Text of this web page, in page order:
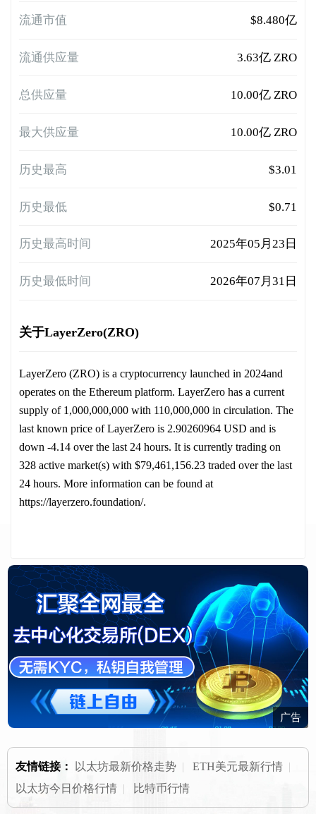
流通市值 $8.480亿
流通供应量 3.63亿 ZRO
总供应量 10.00亿 ZRO
最大供应量 10.00亿 ZRO
历史最高 $3.01
历史最低 $0.71
历史最高时间 2025年05月23日
历史最低时间 2026年07月31日
关于LayerZero(ZRO)
LayerZero (ZRO) is a cryptocurrency launched in 2024and
operates on the Ethereum platform. LayerZero has a current
supply of 1,000,000,000 with 110,000,000 in circulation. The
last known price of LayerZero is 2.90260964 USD and is
down -4.14 over the last 24 hours. It is currently trading on
328 active market(s) with $79,461,156.23 traded over the last
24 hours. More information can be found at
https://layerzero.foundation/.
广告
友情链接： 以太坊最新价格走势 |ETH美元最新行情 |
以太坊今日价格行情 | 比特币行情